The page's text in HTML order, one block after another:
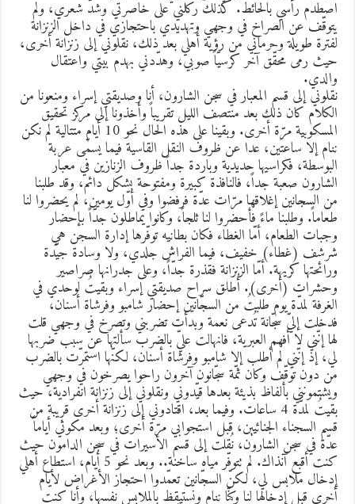
رأسي بالحائط. كذلك ركلني على خاصرتي وشدّ شعري، ولم
عن الصراخ في وجهي وتهديدي باحتجازي في داخل الزنزانة
طويلة وحرماني من رؤية أهلي بعد ذلك، نقلوني إلى زنزانة أخرى،
رمى محقّق آخر كرسيّاً صوبي، وهدّدني بهدم بيتي واعتقال
إلى قسم المعبار في سجن الشارون، أنا وصديقتي إسراء ومنعونا من
كان ذلك بعد منتصف الليل تقريباً وأخذونا إلى مركز تحقيق
المسكوبية مرّة أخرى. وبقينا على هذه الحال نحو 10 أيام متتالية لم نكن
إلا ساعتَين، عدا عن ظروف النقل القاسية فيما يسمّى عربة
فكراسيها حديدية وباردة جداً ظروف الزنازين في معبار
صعبة جداً، فالنافذة كبيرة ومفتوحة بشكل دائم، وقد طلبنا
السجانين إغلاقها مرّات عدّة فرفضوا وفي أوّل يومين، لم يحضروا لنا
وطلبنا ماءً فأحضروا لنا ثلجاً، وكانوا يماطلون جدّاً بإحضار
الطعام، أمّا الغطاء فكان بطانيه توفّرها إدارة السجن هي
(غطاء) خفيف، فيما الفراش جلدي، ولا وسادة جيّدة
كريهة. أمّا الزنزانة فقذرة جدّاً، وعلى جدرانها صراصير
(أخرى). أُطلق سراح صديقتي إسراء وبقيتُ لوحدي في
لمدّة يوم طلبتُ من السجّانين إحضار شامبو وفرشاة أسنان،
إليّ سجّانة تُدعى نعمة وبدأت تضربني وتصرخ في وجهي قلت
إنّني لا أفهم العبرية، فانهالت عليّ بالضرب سألتها عن سبب ضربها
إذ إنّني لم أطلب إلا شامبو وفرشاة أسنان، لكنّها استمرّت بالضرب
دون توقّف وكان ثمّة سجّانون آخرون راحوا يصرخون في وجهي
بألفاظ بذيئة بعدها قيّدوني ونقلوني إلى زنزانة انفرادية، حيث
بقيتُ لمدّة 4 ساعات. وفيما بعد، اقتادوني إلى زنزانة أخرى قريبة من
السجناء الجنائيين، قبل استجوابي مرّة أخرى؛ وبعد مكوثي أياماً
في سجن الشارون، نُقلت إلى قسم الأسيرات في سجن الدامون حيث
كنت أقبع آنذاك. لم تتوفّر مياه ساخنة.. وبعد نحو 5 أيام، استطاع أهلي
ملابس لي، لكنّ السجّانين تعمّدوا احتجاز الأغراض لأيام
قبل إدخالها لنا وكنّا ننام ونستيقظ بالملابس نفسها، وأنا كنت